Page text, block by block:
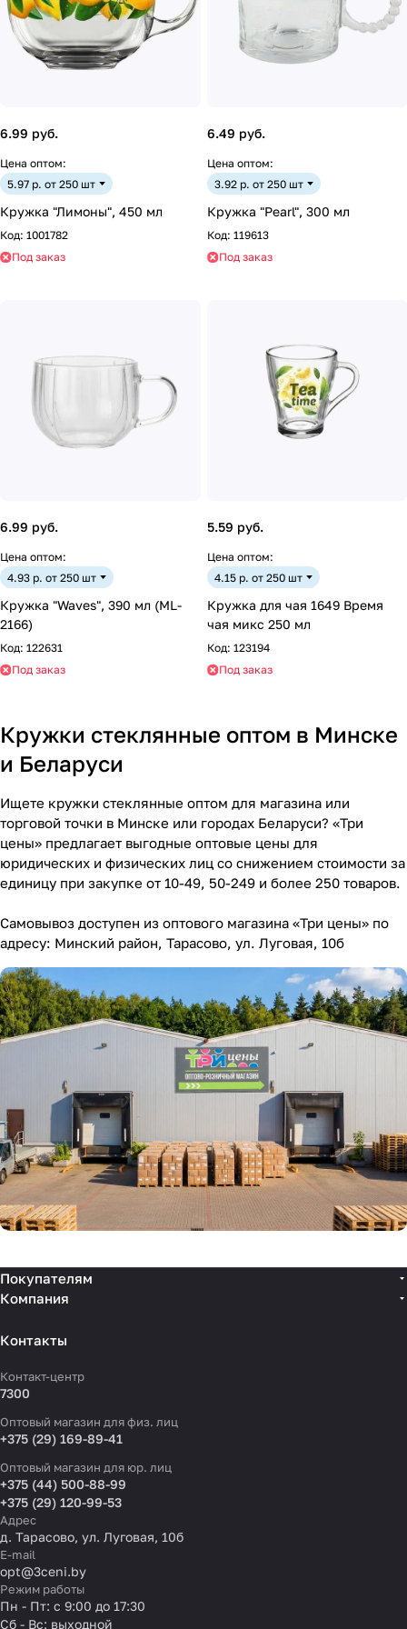
6.99 руб.
Цена оптом:
5.97 р. от 250 шт
Кружка "Лимоны", 450 мл
Код: 1001782
Под заказ
6.49 руб.
Цена оптом:
3.92 р. от 250 шт
Кружка "Pearl", 300 мл
Код: 119613
Под заказ
6.99 руб.
Цена оптом:
4.93 р. от 250 шт
Кружка "Waves", 390 мл (ML-
2166)
Код: 122631
Под заказ
5.59 руб.
Цена оптом:
4.15 р. от 250 шт
Кружка для чая 1649 Время
чая микс 250 мл
Код: 123194
Под заказ
Кружки стеклянные оптом в Минске
и Беларуси
Ищете кружки стеклянные оптом для магазина или
торговой точки в Минске или городах Беларуси? «Три
цены» предлагает выгодные оптовые цены для
юридических и физических лиц со снижением стоимости за
единицу при закупке от 10-49, 50-249 и более 250 товаров.
Самовывоз доступен из оптового магазина «Три цены» по
адресу: Минский район, Тарасово, ул. Луговая, 10б
Покупателям
Компания
Контакты
Контакт-центр
7300
Оптовый магазин для физ. лиц
+375 (29) 169-89-41
Оптовый магазин для юр. лиц
+375 (44) 500-88-99
+375 (29) 120-99-53
Адрес
д. Тарасово, ул. Луговая, 10б
E-mail
opt@3ceni.by
Режим работы
Пн - Пт: с 9:00 до 17:30
Сб - Вс: выходной